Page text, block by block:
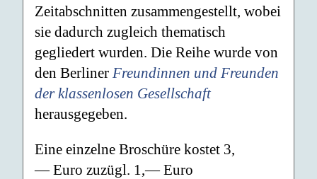
Zeitabschnitten zusammengestellt, wobei
sie dadurch zugleich thematisch
gegliedert wurden. Die Reihe wurde von
den Berliner Freundinnen und Freunden
der klassenlosen Gesellschaft
herausgegeben.
Eine einzelne Broschüre kostet 3,
— Euro zuzügl. 1,— Euro